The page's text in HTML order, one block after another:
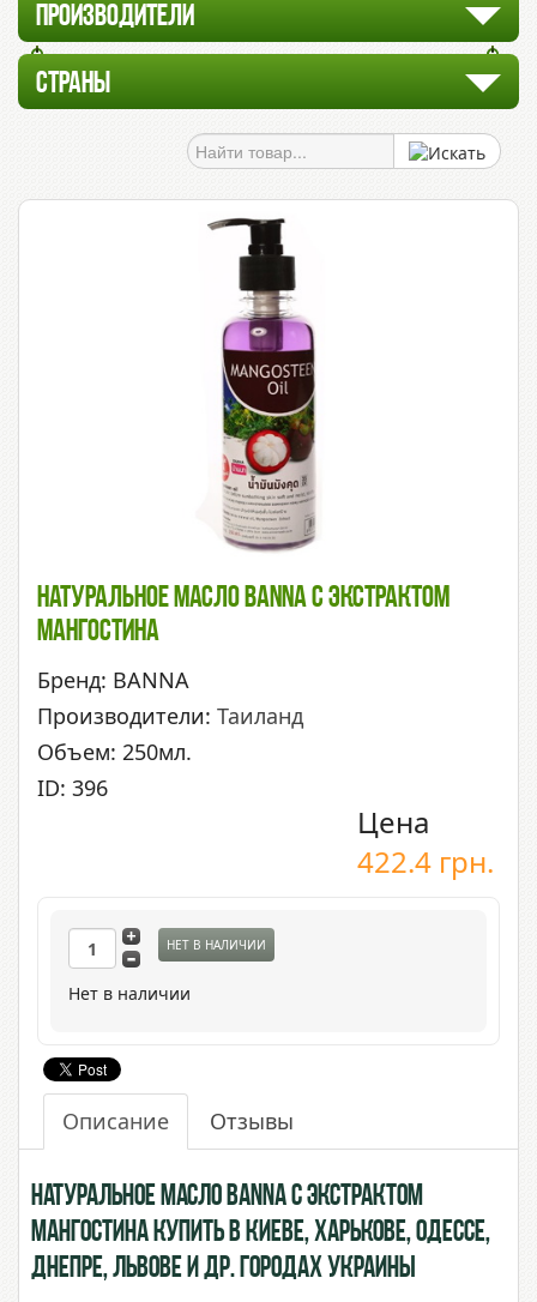
ПРОИЗВОДИТЕЛИ
СТРАНЫ
Натуральное Масло BANNA С Экстрактом
Мангостина
Бренд: BANNA
Производители: Таиланд
Объем: 250мл.
ID: 396
Цена
422.4 грн.
НЕТ В НАЛИЧИИ
Нет в наличии
Описание Отзывы
Натуральное масло BANNA с экстрактом
Мангостина купить в Киеве, Харькове, Одессе,
Днепре, Львове и др. городах Украины